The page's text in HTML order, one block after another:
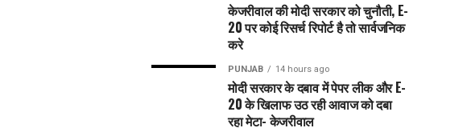
केजरीवाल की मोदी सरकार को चुनौती, E-
20 पर कोई रिसर्च रिपोर्ट है तो सार्वजनिक
करे
PUNJAB 14 hours ago
मोदी सरकार के दबाव में पेपर लीक और E-
20 के खिलाफ उठ रही आवाज को दबा
रहा मेटा- केजरीवाल